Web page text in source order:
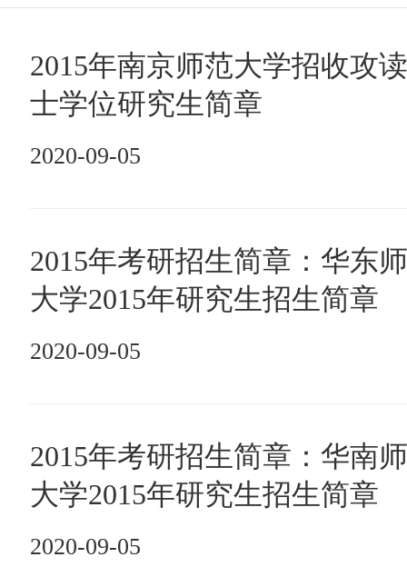
2015年南京师范大学招收攻
士学位研究生简章
2020-09-05
2015年考研招生简章：华东
大学2015年研究生招生简章
2020-09-05
2015年考研招生简章：华南
大学2015年研究生招生简章
2020-09-05